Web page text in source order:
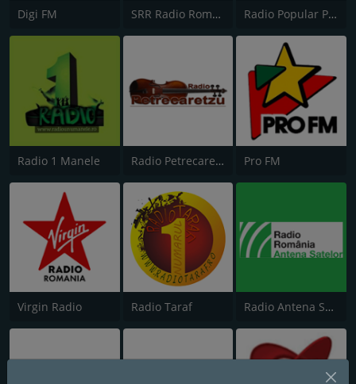
Digi FM SRR Radio România Actualităţi Radio Popular Petrecere
Radio 1 Manele Radio Petrecaretzu Pro FM
Virgin Radio Radio Taraf Radio Antena Satelor